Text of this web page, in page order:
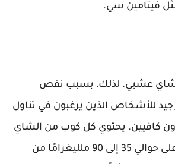
فيتامين سي.
شاي عشبي. لذلك، بسبب نقص
جيد للأشخاص الذين يرغبون في تناول
كافيين. يحتوي كل كوب من الشاي
الأسود أو الأخضر على حوالي 35 إلى 90 ملليغرامًا من